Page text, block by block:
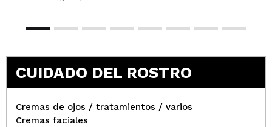
CUIDADO DEL ROSTRO
Cremas de ojos / tratamientos / varios
Cremas faciales